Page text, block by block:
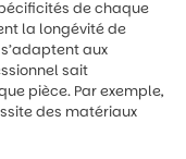
de chaque
la longévité de
aux
sait
pièce. Par exemple,
des matériaux